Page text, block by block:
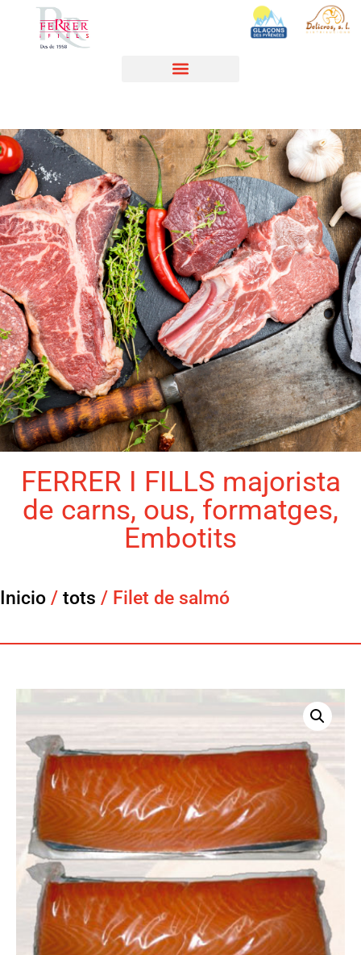
FERRER I FILLS majorista
de carns, ous, formatges,
Embotits
Inicio / tots / Filet de salmó